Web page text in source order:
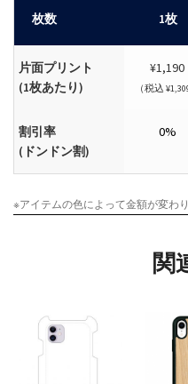
枚数 1枚
片面プリント
(1枚あたり)
¥1,190
（税込
割引率
(ドンドン割)
0%
※アイテムの色によって金額が変わ
関